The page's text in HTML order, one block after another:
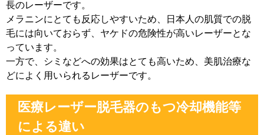
長のレーザーです。
メラニンにとても反応しやすいため、日本人の肌質での脱
毛には向いておらず、ヤケドの危険性が高いレーザーとな
っています。
一方で、シミなどへの効果はとても高いため、美肌治療な
どによく用いられるレーザーです。
医療レーザー脱毛器のもつ冷却機能等
による違い